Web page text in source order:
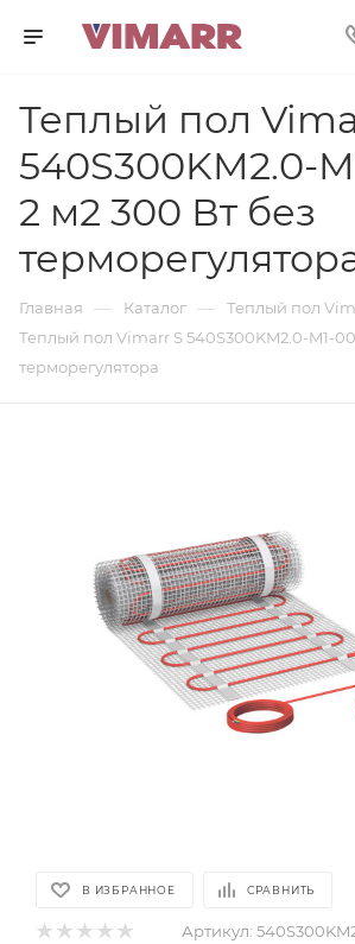
Теплый пол
540S300KM2.0-
2 м2 300 Вт без
Главная — Каталог — Теплый пол
Теплый пол Vimarr S 540S300KM2.0-M1-
терморегулятора
В ИЗБРАННОЕ СРАВНИТЬ
Артикул: